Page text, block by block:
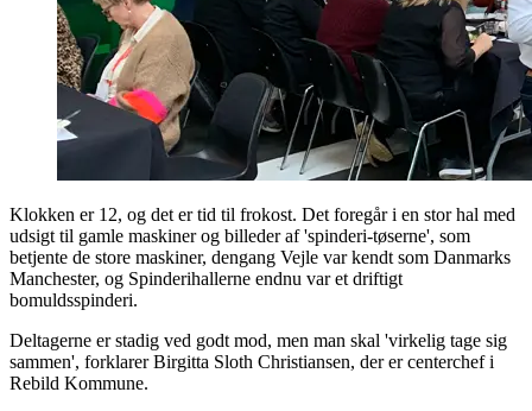
Klokken er 12, og det er tid til frokost. Det foregår i en stor hal med
udsigt til gamle maskiner og billeder af 'spinderi-tøserne', som
betjente de store maskiner, dengang Vejle var kendt som Danmarks
Manchester, og Spinderihallerne endnu var et driftigt
bomuldsspinderi.
Deltagerne er stadig ved godt mod, men man skal 'virkelig tage sig
sammen', forklarer Birgitta Sloth Christiansen, der er centerchef i
Rebild Kommune.